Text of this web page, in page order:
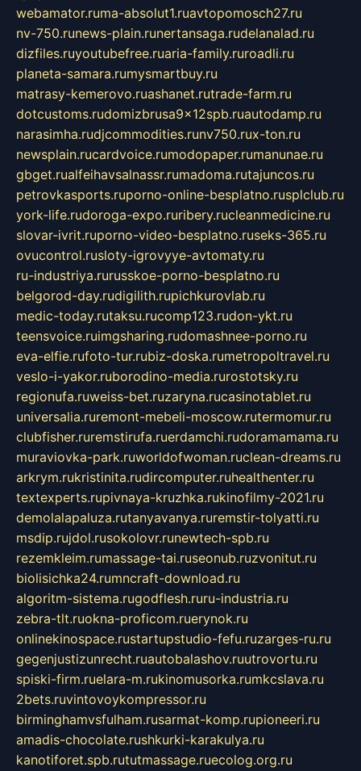
webamator.ruma-absolut1.ruavtopomosch27.ru
nv-750.runews-plain.runertansaga.rudelanalad.ru
dizfiles.ruyoutubefree.ruaria-family.ruroadli.ru
planeta-samara.rumysmartbuy.ru
matrasy-kemerovo.ruashanet.rutrade-farm.ru
dotcustoms.rudomizbrusa9x12spb.ruautodamp.ru
narasimha.rudjcommodities.runv750.rux-ton.ru
newsplain.rucardvoice.rumodopaper.rumanunae.ru
gbget.rualfeihavsalnassr.rumadoma.rutajuncos.ru
petrovkasports.ruporno-online-besplatno.rusplclub.ru
york-life.rudoroga-expo.ruribery.rucleanmedicine.ru
slovar-ivrit.ruporno-video-besplatno.ruseks-365.ru
ovucontrol.rusloty-igrovyye-avtomaty.ru
ru-industriya.rurusskoe-porno-besplatno.ru
belgorod-day.rudigilith.rupichkurovlab.ru
medic-today.rutaksu.rucomp123.rudon-ykt.ru
teensvoice.ruimgsharing.rudomashnee-porno.ru
eva-elfie.rufoto-tur.rubiz-doska.rumetropoltravel.ru
veslo-i-yakor.ruborodino-media.rurostotsky.ru
regionufa.ruweiss-bet.ruzaryna.rucasinotablet.ru
universalia.ruremont-mebeli-moscow.rutermomur.ru
clubfisher.ruremstirufa.ruerdamchi.rudoramamama.ru
muraviovka-park.ruworldofwoman.ruclean-dreams.ru
arkrym.rukristinita.rudircomputer.ruhealthenter.ru
textexperts.rupivnaya-kruzhka.rukinofilmy-2021.ru
demolalapaluza.rutanyavanya.ruremstir-tolyatti.ru
msdip.rujdol.rusokolovr.runewtech-spb.ru
rezemkleim.rumassage-tai.ruseonub.ruzvonitut.ru
biolisichka24.rumncraft-download.ru
algoritm-sistema.rugodflesh.ruru-industria.ru
zebra-tlt.ruokna-proficom.ruerynok.ru
onlinekinospace.rustartupstudio-fefu.ruzarges-ru.ru
gegenjustizunrecht.ruautobalashov.ruutrovortu.ru
spiski-firm.ruelara-m.rukinomusorka.rumkcslava.ru
2bets.ruvintovoykompressor.ru
birminghamvsfulham.rusarmat-komp.rupioneeri.ru
amadis-chocolate.rushkurki-karakulya.ru
kanotiforet.spb.rututmassage.ruecolog.org.ru